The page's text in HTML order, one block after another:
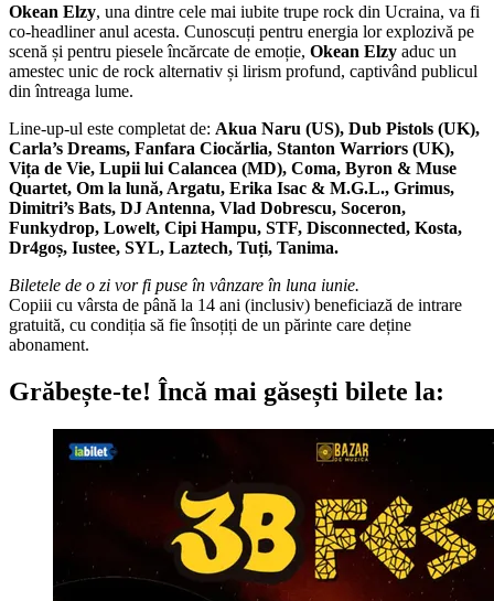
Okean Elzy, una dintre cele mai iubite trupe rock din Ucraina, va fi
co-headliner anul acesta. Cunoscuți pentru energia lor explozivă pe
scenă și pentru piesele încărcate de emoție, Okean Elzy aduc un
amestec unic de rock alternativ și lirism profund, captivând publicul
din întreaga lume.
Line-up-ul este completat de: Akua Naru (US), Dub Pistols (UK),
Carla’s Dreams, Fanfara Ciocărlia, Stanton Warriors (UK),
Vița de Vie, Lupii lui Calancea (MD), Coma, Byron & Muse
Quartet, Om la lună, Argatu, Erika Isac & M.G.L., Grimus,
Dimitri’s Bats, DJ Antenna, Vlad Dobrescu, Soceron,
Funkydrop, Lowelt, Cipi Hampu, STF, Disconnected, Kosta,
Dr4goș, Iustee, SYL, Laztech, Tuți, Tanima.
Biletele de o zi vor fi puse în vânzare în luna iunie.
Copiii cu vârsta de până la 14 ani (inclusiv) beneficiază de intrare
gratuită, cu condiția să fie însoțiți de un părinte care deține
abonament.
Grăbește-te! Încă mai găsești bilete la: